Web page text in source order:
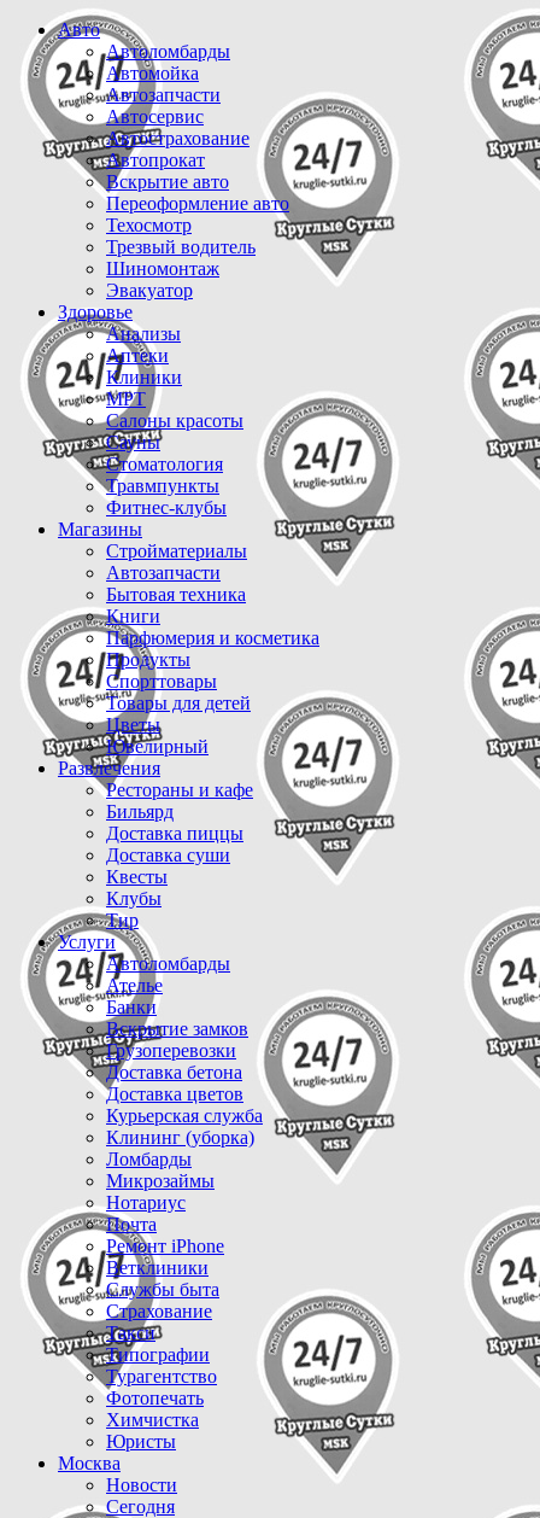
Авто
Автоломбарды
Автомойка
Автозапчасти
Автосервис
Автострахование
Автопрокат
Вскрытие авто
Переоформление авто
Техосмотр
Трезвый водитель
Шиномонтаж
Эвакуатор
Здоровье
Анализы
Аптеки
Клиники
МРТ
Салоны красоты
Сауны
Стоматология
Травмпункты
Фитнес-клубы
Магазины
Стройматериалы
Автозапчасти
Бытовая техника
Книги
Парфюмерия и косметика
Продукты
Спорттовары
Товары для детей
Цветы
Ювелирный
Развлечения
Рестораны и кафе
Бильярд
Доставка пиццы
Доставка суши
Квесты
Клубы
Тир
Услуги
Автоломбарды
Ателье
Банки
Вскрытие замков
Грузоперевозки
Доставка бетона
Доставка цветов
Курьерская служба
Клининг (уборка)
Ломбарды
Микрозаймы
Нотариус
Почта
Ремонт iPhone
Ветклиники
Службы быта
Страхование
Такси
Типографии
Турагентство
Фотопечать
Химчистка
Юристы
Москва
Новости
Сегодня